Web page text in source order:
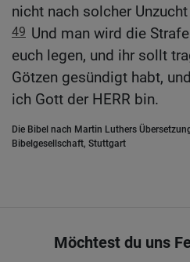
nicht nach solcher
49 Und man wird die
euch legen, und ihr sollt
Götzen gesündigt habt,
ich Gott der HERR bin.
Die Bibel nach Martin Luthers
Bibelgesellschaft, Stuttgart
Möchtest du uns